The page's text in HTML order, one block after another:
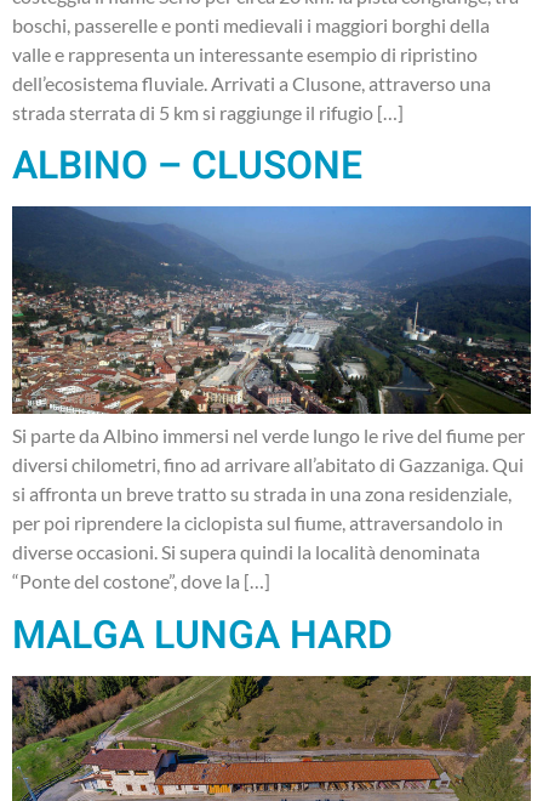
boschi, passerelle e ponti medievali i maggiori borghi della
valle e rappresenta un interessante esempio di ripristino
dell’ecosistema fluviale. Arrivati a Clusone, attraverso una
strada sterrata di 5 km si raggiunge il rifugio […]
ALBINO – CLUSONE
Si parte da Albino immersi nel verde lungo le rive del fiume per
diversi chilometri, fino ad arrivare all’abitato di Gazzaniga. Qui
si affronta un breve tratto su strada in una zona residenziale,
per poi riprendere la ciclopista sul fiume, attraversandolo in
diverse occasioni. Si supera quindi la località denominata
“Ponte del costone”, dove la […]
MALGA LUNGA HARD